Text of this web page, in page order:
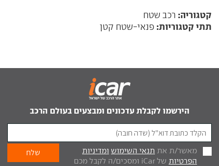
קטגוריה: רכב שטח
תתי קטגוריות: פנאי-שטח קטן
הירשמו לקבלת עדכונים ומבצעים בעולם הרכב
מאשר/ת את תנאי השימוש ומדיניות
הפרטיות
של iCar ומסכים/ה לקבל מכם